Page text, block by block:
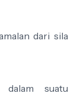
dari sila
dalam suatu